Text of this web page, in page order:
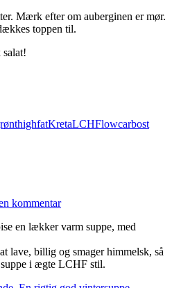
Mærk efter om auberginen er mør.
toppen til.
highfatKretaLCHFlowcarbost
kommentar
en lækker varm suppe, med
lave, billig og smager himmelsk, så
i ægte LCHF stil.